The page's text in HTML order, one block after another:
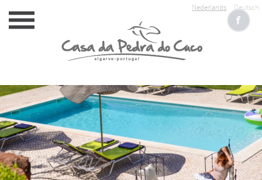
Nederlands Deutsch
HOME
ACCOMMODATIE
SERVICE